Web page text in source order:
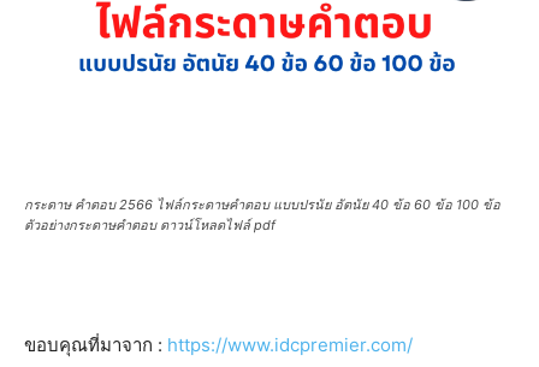
กระดาษ คำตอบ 2566 ไฟล์กระดาษคำตอบ แบบปรนัย อัตนัย 40 ข้อ 60 ข้อ 100 ข้อ
ตัวอย่างกระดาษคำตอบ ดาวน์โหลดไฟล์ pdf
ขอบคุณที่มาจาก : https://www.idcpremier.com/